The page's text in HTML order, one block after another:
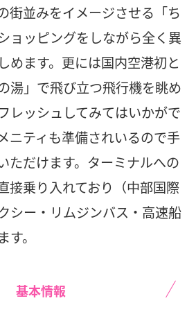
街並みをイメージさせる「ち
ョッピングをしながら全く異
めます。更には国内空港初と
湯」で飛び立つ飛行機を眺め
レッシュしてみてはいかがで
ニティも準備されいるので手
ただけます。ターミナルへの
接乗り入れており（中部国際
シー・リムジンバス・高速船
。
基本情報